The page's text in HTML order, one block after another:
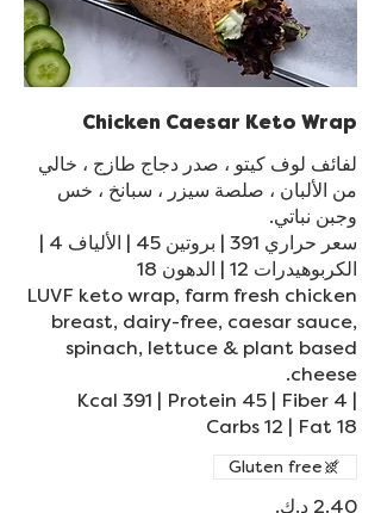
Chicken Caesar Keto Wrap
لفائف لوف كيتو ، صدر دجاج طازج ، خالي
من الألبان ، صلصة سيزر ، سبانخ ، خس
سعر حراري 391 | بروتين 45 | الألياف 4 |
LUVF keto wrap, farm fresh chicken
breast, dairy-free, caesar sauce,
spinach, lettuce & plant based
Kcal 391 | Protein 45 | Fiber 4 |
Carbs 12 | Fat 18
Gluten free